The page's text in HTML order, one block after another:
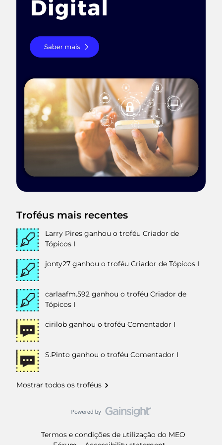
Troféus mais recentes
Larry Pires ganhou o troféu Criador de
Tópicos I
jonty27 ganhou o troféu Criador de Tópicos I
carlaafm.592 ganhou o troféu Criador de
Tópicos I
cirilob ganhou o troféu Comentador I
S.Pinto ganhou o troféu Comentador I
Mostrar todos os troféus
Termos e condições de utilização do MEO